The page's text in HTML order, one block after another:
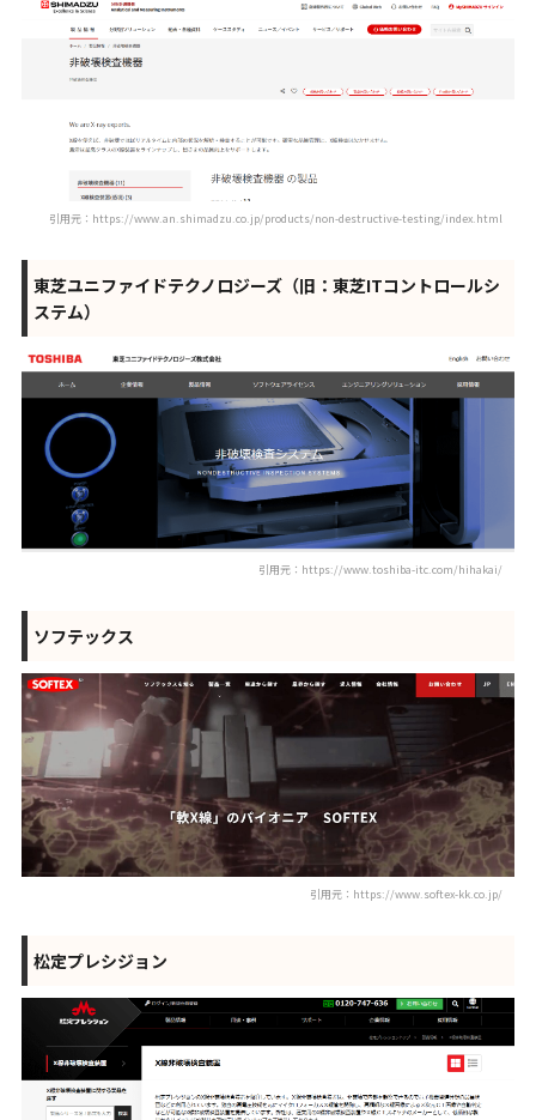
引用元：https://www.an.shimadzu.co.jp/products/non-destructive-testing/index.html
東芝ユニファイドテクノロジーズ（旧：東芝ITコントロールシ
ステム）
引用元：https://www.toshiba-itc.com/hihakai/
ソフテックス
引用元：https://www.softex-kk.co.jp/
松定プレシジョン